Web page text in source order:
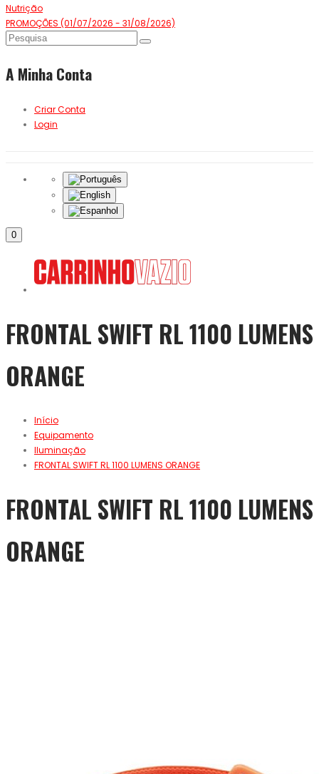
Nutrição
PROMOÇÕES (01/07/2026 - 31/08/2026)
A Minha Conta
Criar Conta
Login
0
FRONTAL SWIFT RL 1100 LUMENS
ORANGE
Início
Equipamento
Iluminação
FRONTAL SWIFT RL 1100 LUMENS ORANGE
FRONTAL SWIFT RL 1100 LUMENS
ORANGE